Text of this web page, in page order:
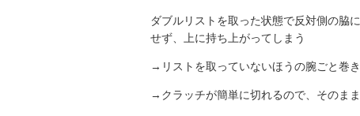
ダブルリストを取った状態で反対側の脇
せず、上に持ち上がってしまう
→リストを取っていないほうの腕ごと巻
→クラッチが簡単に切れるので、そのま